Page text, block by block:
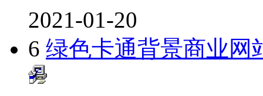
2021-01-20
6 绿色卡通背景商业网